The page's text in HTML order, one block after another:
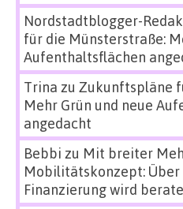
Nordstadtblogger-
für die Münsterstraße:
Aufenthaltsflächen
Trina zu Zukunftspläne
Mehr Grün und neue
angedacht
Bebbi zu Mit breiter
Mobilitätskonzept:
Finanzierung wird